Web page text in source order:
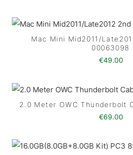
Mac Mini Mid2011/
00063098
€49.00
2.0 Meter OWC Thunderbolt
€69.00